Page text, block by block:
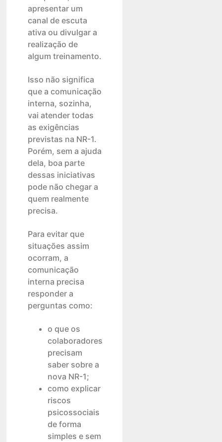
apresentar um
canal de escuta
ativa ou divulgar a
realização de
algum treinamento.
Isso não significa
que a comunicação
interna, sozinha,
vai atender todas
as exigências
previstas na NR-1.
Porém, sem a ajuda
dela, boa parte
dessas iniciativas
pode não chegar a
quem realmente
precisa.
Para evitar que
situações assim
ocorram, a
comunicação
interna precisa
responder a
perguntas como:
o que os
colaboradores
precisam
saber sobre a
nova NR-1;
como explicar
riscos
psicossociais
de forma
simples e sem